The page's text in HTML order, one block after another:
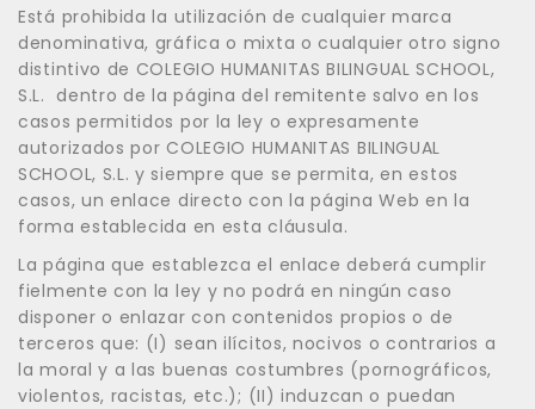
Está prohibida la utilización de cualquier marca
denominativa, gráfica o mixta o cualquier otro signo
distintivo de COLEGIO HUMANITAS BILINGUAL SCHOOL,
S.L. dentro de la página del remitente salvo en los
casos permitidos por la ley o expresamente
autorizados por COLEGIO HUMANITAS BILINGUAL
SCHOOL, S.L. y siempre que se permita, en estos
casos, un enlace directo con la página Web en la
forma establecida en esta cláusula.
La página que establezca el enlace deberá cumplir
fielmente con la ley y no podrá en ningún caso
disponer o enlazar con contenidos propios o de
terceros que: (I) sean ilícitos, nocivos o contrarios a
la moral y a las buenas costumbres (pornográficos,
violentos, racistas, etc.); (II) induzcan o puedan